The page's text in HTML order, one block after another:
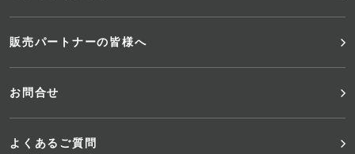
販売パートナーの皆様へ
お問合せ
よくあるご質問